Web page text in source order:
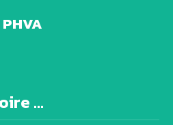
...